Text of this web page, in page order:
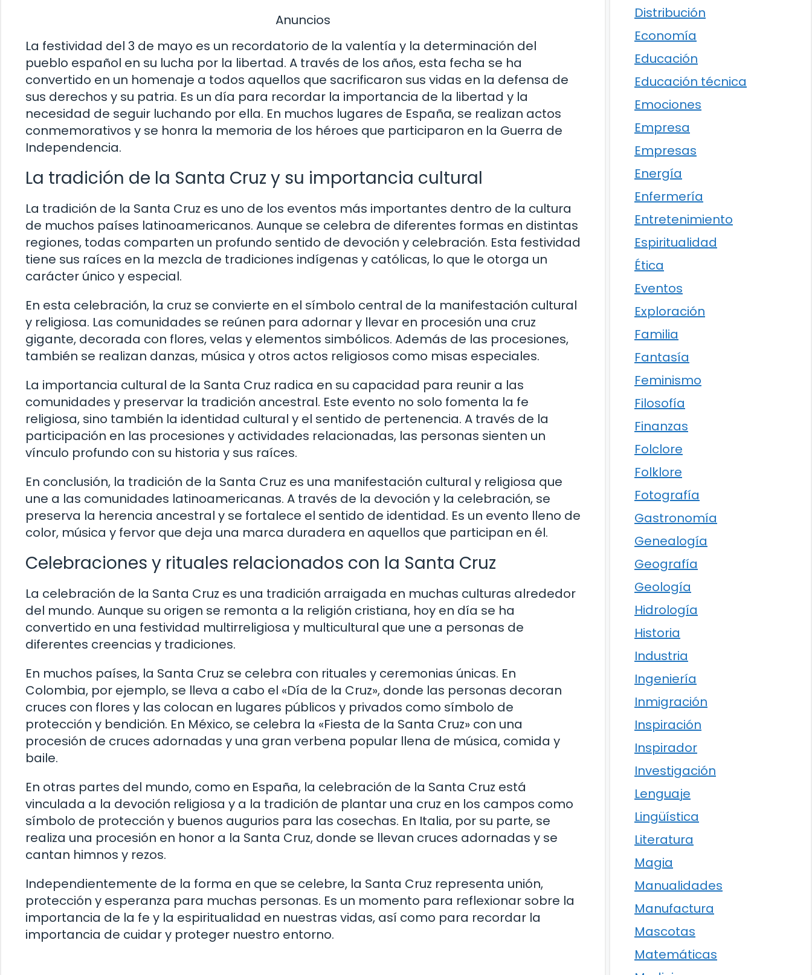
Anuncios
La festividad del 3 de mayo es un recordatorio de la valentía y la determinación del
pueblo español en su lucha por la libertad. A través de los años, esta fecha se ha
convertido en un homenaje a todos aquellos que sacrificaron sus vidas en la defensa de
sus derechos y su patria. Es un día para recordar la importancia de la libertad y la
necesidad de seguir luchando por ella. En muchos lugares de España, se realizan actos
conmemorativos y se honra la memoria de los héroes que participaron en la Guerra de
Independencia.
La tradición de la Santa Cruz y su importancia cultural
La tradición de la Santa Cruz es uno de los eventos más importantes dentro de la cultura
de muchos países latinoamericanos. Aunque se celebra de diferentes formas en distintas
regiones, todas comparten un profundo sentido de devoción y celebración. Esta festividad
tiene sus raíces en la mezcla de tradiciones indígenas y católicas, lo que le otorga un
carácter único y especial.
En esta celebración, la cruz se convierte en el símbolo central de la manifestación cultural
y religiosa. Las comunidades se reúnen para adornar y llevar en procesión una cruz
gigante, decorada con flores, velas y elementos simbólicos. Además de las procesiones,
también se realizan danzas, música y otros actos religiosos como misas especiales.
La importancia cultural de la Santa Cruz radica en su capacidad para reunir a las
comunidades y preservar la tradición ancestral. Este evento no solo fomenta la fe
religiosa, sino también la identidad cultural y el sentido de pertenencia. A través de la
participación en las procesiones y actividades relacionadas, las personas sienten un
vínculo profundo con su historia y sus raíces.
En conclusión, la tradición de la Santa Cruz es una manifestación cultural y religiosa que
une a las comunidades latinoamericanas. A través de la devoción y la celebración, se
preserva la herencia ancestral y se fortalece el sentido de identidad. Es un evento lleno de
color, música y fervor que deja una marca duradera en aquellos que participan en él.
Celebraciones y rituales relacionados con la Santa Cruz
La celebración de la Santa Cruz es una tradición arraigada en muchas culturas alrededor
del mundo. Aunque su origen se remonta a la religión cristiana, hoy en día se ha
convertido en una festividad multirreligiosa y multicultural que une a personas de
diferentes creencias y tradiciones.
En muchos países, la Santa Cruz se celebra con rituales y ceremonias únicas. En
Colombia, por ejemplo, se lleva a cabo el «Día de la Cruz», donde las personas decoran
cruces con flores y las colocan en lugares públicos y privados como símbolo de
protección y bendición. En México, se celebra la «Fiesta de la Santa Cruz» con una
procesión de cruces adornadas y una gran verbena popular llena de música, comida y
baile.
En otras partes del mundo, como en España, la celebración de la Santa Cruz está
vinculada a la devoción religiosa y a la tradición de plantar una cruz en los campos como
símbolo de protección y buenos augurios para las cosechas. En Italia, por su parte, se
realiza una procesión en honor a la Santa Cruz, donde se llevan cruces adornadas y se
cantan himnos y rezos.
Independientemente de la forma en que se celebre, la Santa Cruz representa unión,
protección y esperanza para muchas personas. Es un momento para reflexionar sobre la
importancia de la fe y la espiritualidad en nuestras vidas, así como para recordar la
importancia de cuidar y proteger nuestro entorno.
Distribución
Economía
Educación
Educación técnica
Emociones
Empresa
Empresas
Energía
Enfermería
Entretenimiento
Espiritualidad
Ética
Eventos
Exploración
Familia
Fantasía
Feminismo
Filosofía
Finanzas
Folclore
Folklore
Fotografía
Gastronomía
Genealogía
Geografía
Geología
Hidrología
Historia
Industria
Ingeniería
Inmigración
Inspiración
Inspirador
Investigación
Lenguaje
Lingüística
Literatura
Magia
Manualidades
Manufactura
Mascotas
Matemáticas